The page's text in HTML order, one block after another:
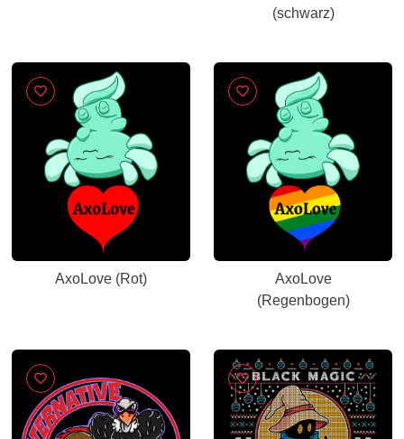
(schwarz)
AxoLove (Rot)
AxoLove
(Regenbogen)